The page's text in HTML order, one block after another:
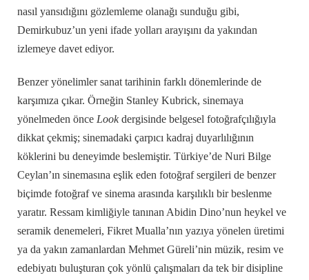
nasıl yansıdığını gözlemleme olanağı sunduğu gibi,
Demirkubuz’un yeni ifade yolları arayışını da yakından
izlemeye davet ediyor.
Benzer yönelimler sanat tarihinin farklı dönemlerinde de
karşımıza çıkar. Örneğin Stanley Kubrick, sinemaya
yönelmeden önce Lookdergisinde belgesel fotoğrafçılığıyla
dikkat çekmiş; sinemadaki çarpıcı kadraj duyarlılığının
köklerini bu deneyimde beslemiştir. Türkiye’de Nuri Bilge
Ceylan’ın sinemasına eşlik eden fotoğraf sergileri de benzer
biçimde fotoğraf ve sinema arasında karşılıklı bir beslenme
yaratır. Ressam kimliğiyle tanınan Abidin Dino’nun heykel ve
seramik denemeleri, Fikret Mualla’nın yazıya yönelen üretimi
ya da yakın zamanlardan Mehmet Güreli’nin müzik, resim ve
edebiyatı buluşturan çok yönlü çalışmaları da tek bir disipline